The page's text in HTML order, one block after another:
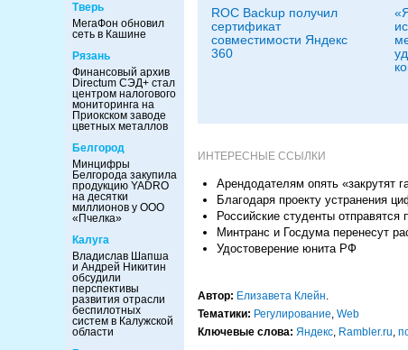
Тверь
МегаФон обновил
сеть в Кашине
Рязань
Финансовый архив
Directum СЭД+ стал
центром налогового
мониторинга на
Приокском заводе
цветных металлов
Белгород
Минцифры
Белгорода закупила
продукцию YADRO
на десятки
миллионов у ООО
«Пчелка»
Калуга
Владислав Шапша
и Андрей Никитин
обсудили
перспективы
развития отрасли
беспилотных
систем в Калужской
области
ROC Backup получил
сертификат
совместимости Яндекс
360
ИНТЕРЕСНЫЕ ССЫЛКИ
Арендодателям опять «закрутят
Благодаря проекту устранения
Российские студенты
Минтранс и Госдума перенесут
Удостоверение юнита РФ
Автор: Елизавета Клейн.
Тематики: Регулирование, Web
Ключевые слова: Яндекс, Rambler.ru,